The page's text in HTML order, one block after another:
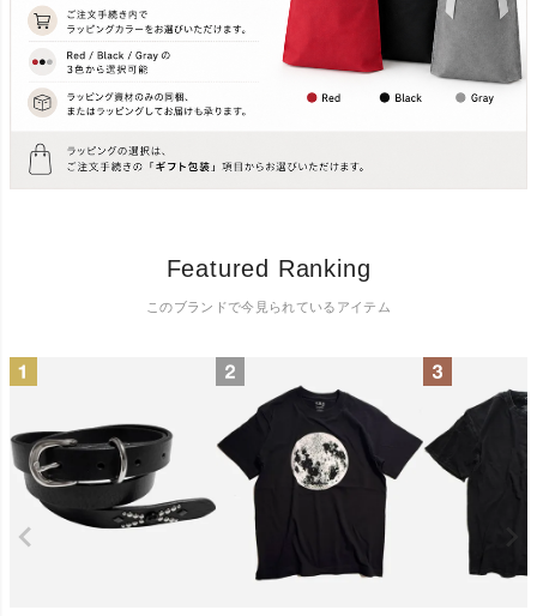
Featured Ranking
このブランドで今見られているアイテム